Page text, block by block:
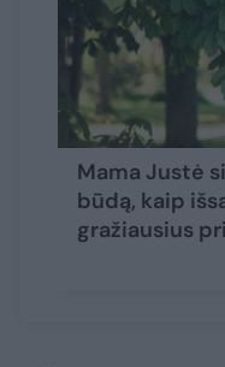
Mama Justė
būdą, kaip
gražiausius